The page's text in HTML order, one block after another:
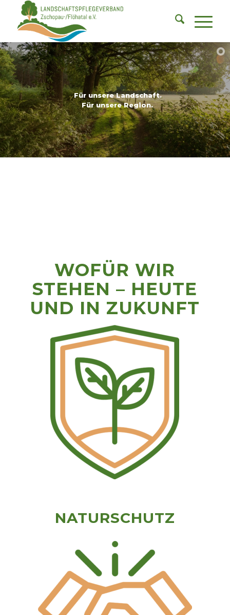
Für unsere Region.
Für unsere Landschaft.
WOFÜR WIR
STEHEN – HEUTE
UND IN ZUKUNFT
NATURSCHUTZ